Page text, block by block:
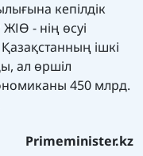
кепілдік
- нің өсуі
ішкі
ал өршіл
450 млрд.
Primeminister.kz